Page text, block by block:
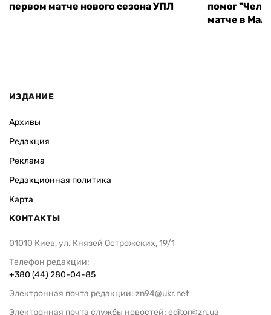
первом матче нового сезона УПЛ
помог
матче в
ИЗДАНИЕ
Архивы
Редакция
Реклама
Редакционная политика
Карта
КОНТАКТЫ
01010 Киев, ул. Князей Острожских, 19/1
Телефон редакции:
+380 (44) 280-04-85
Электронная почта редакции: zn94@ukr.net
Электронная почта службы новостей: editor@zn.ua